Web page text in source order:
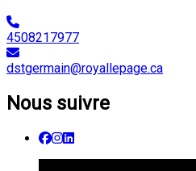
4508217977
dstgermain@royallepage.ca
Nous suivre